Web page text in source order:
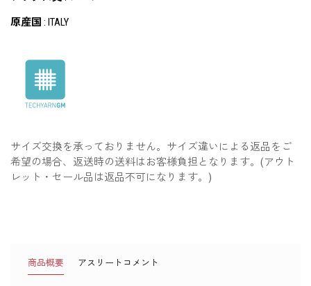
原産国 : ITALY
サイズ交換を承っておりません。サイズ違いによる返品をご
希望の場合、返送時の送料はお客様負担となります。(アウト
レット・セール品は返品不可になります。)
商品概要 アスリートコメント